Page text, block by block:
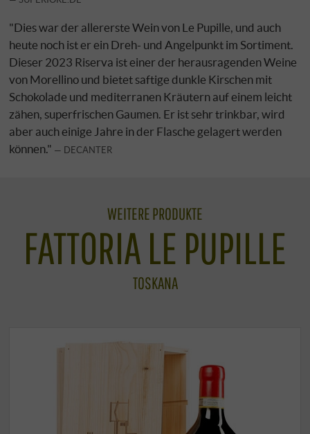
"Dies war der allererste Wein von Le Pupille, und auch
heute noch ist er ein Dreh- und Angelpunkt im Sortiment.
Dieser 2023 Riserva ist einer der herausragenden Weine
von Morellino und bietet saftige dunkle Kirschen mit
Schokolade und mediterranen Kräutern auf einem leicht
zähen, superfrischen Gaumen. Er ist sehr trinkbar, wird
aber auch einige Jahre in der Flasche gelagert werden
können."
DECANTER
WEITERE PRODUKTE
FATTORIA LE PUPILLE
TOSKANA